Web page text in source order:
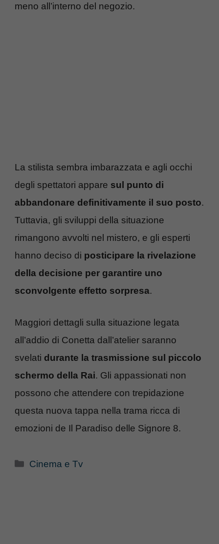
meno all’interno del negozio.
La stilista sembra imbarazzata e agli occhi
degli spettatori appare sul punto di
abbandonare definitivamente il suo posto.
Tuttavia, gli sviluppi della situazione
rimangono avvolti nel mistero, e gli esperti
hanno deciso di posticipare la rivelazione
della decisione per garantire uno
sconvolgente effetto sorpresa.
Maggiori dettagli sulla situazione legata
all’addio di Conetta dall’atelier saranno
svelati durante la trasmissione sul piccolo
schermo della Rai. Gli appassionati non
possono che attendere con trepidazione
questa nuova tappa nella trama ricca di
emozioni de Il Paradiso delle Signore 8.
Categorie
Cinema e Tv